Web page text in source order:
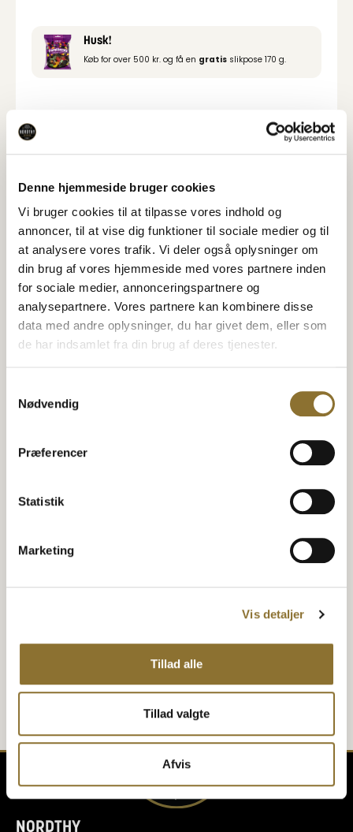
Denne hjemmeside bruger cookies
Vi bruger cookies til at tilpasse vores indhold og
annoncer, til at vise dig funktioner til sociale medier og til
at analysere vores trafik. Vi deler også oplysninger om
din brug af vores hjemmeside med vores partnere inden
for sociale medier, annonceringspartnere og
analysepartnere. Vores partnere kan kombinere disse
data med andre oplysninger, du har givet dem, eller som
de har indsamlet fra din brug af deres tjenester.
Nødvendig
Præferencer
Statistik
Marketing
Vis detaljer
Tillad alle
Tillad valgte
Afvis
sød oplevelse – helt uden sukker.
Husk!
Køb for over 500 kr. og få en gratis slikpose 170 g.
Specifikationer
Relaterede Produkter
Se også disse produkter
24,95kr. •
TILFØJ TIL KURV TILFØJ TIL KURV
Nordthy Mini Müsli Bars Rør -
TILFØJ TIL KURV
Nordthy Premium Nødder -
+
TILFØJ TIL KURV
NORDTHY